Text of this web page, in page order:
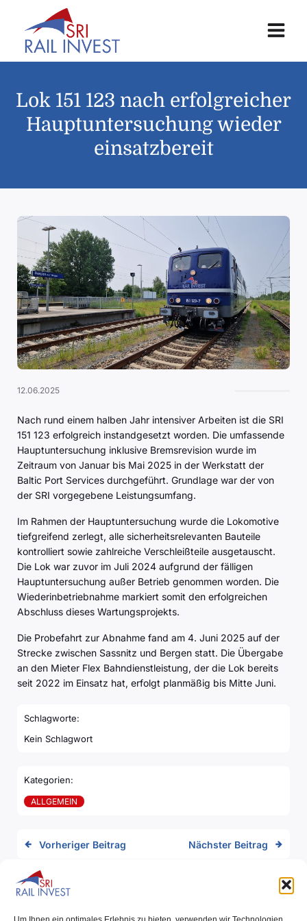
Lok 151 123 nach erfolgreicher
Hauptuntersuchung wieder
einsatzbereit
12.06.2025
Nach rund einem halben Jahr intensiver Arbeiten ist die SRI
151 123 erfolgreich instandgesetzt worden. Die umfassende
Hauptuntersuchung inklusive Bremsrevision wurde im
Zeitraum von Januar bis Mai 2025 in der Werkstatt der
Baltic Port Services durchgeführt. Grundlage war der von
der SRI vorgegebene Leistungsumfang.
Im Rahmen der Hauptuntersuchung wurde die Lokomotive
tiefgreifend zerlegt, alle sicherheitsrelevanten Bauteile
kontrolliert sowie zahlreiche Verschleißteile ausgetauscht.
Die Lok war zuvor im Juli 2024 aufgrund der fälligen
Hauptuntersuchung außer Betrieb genommen worden. Die
Wiederinbetriebnahme markiert somit den erfolgreichen
Abschluss dieses Wartungsprojekts.
Die Probefahrt zur Abnahme fand am 4. Juni 2025 auf der
Strecke zwischen Sassnitz und Bergen statt. Die Übergabe
an den Mieter Flex Bahndienstleistung, der die Lok bereits
seit 2022 im Einsatz hat, erfolgt planmäßig bis Mitte Juni.
Schlagworte:
Kein Schlagwort
Kategorien:
ALLGEMEIN
Vorheriger Beitrag Nächster Beitrag